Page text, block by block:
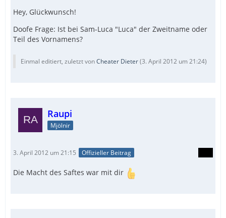
Hey, Glückwunsch!
Doofe Frage: Ist bei Sam-Luca "Luca" der Zweitname oder
Teil des Vornamens?
Einmal editiert, zuletzt vonCheater Dieter(3. April 2012 um 21:24)
Raupi
Mjölnir
3. April 2012 um 21:15 Offizieller Beitrag
Die Macht des Saftes war mit dir